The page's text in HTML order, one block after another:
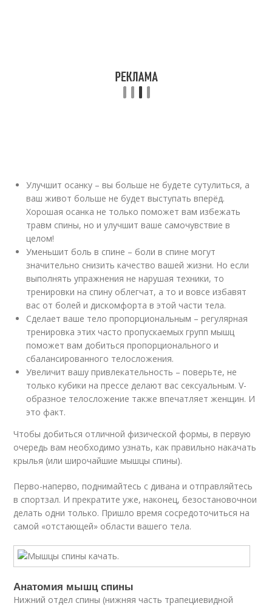
Улучшит осанку – вы больше не будете сутулиться, а
ваш живот больше не будет выступать вперёд.
Хорошая осанка не только поможет вам избежать
травм спины, но и улучшит ваше самочувствие в
целом!
Уменьшит боль в спине – боли в спине могут
значительно снизить качество вашей жизни. Но если
выполнять упражнения не нарушая техники, то
тренировки на спину облегчат, а то и вовсе избавят
вас от болей и дискомфорта в этой части тела.
Сделает ваше тело пропорциональным – регулярная
тренировка этих часто пропускаемых групп мышц
поможет вам добиться пропорционального и
сбалансированного телосложения.
Увеличит вашу привлекательность – поверьте, не
только кубики на прессе делают вас сексуальным. V-
образное телосложение также впечатляет женщин. И
это факт.
Чтобы добиться отличной физической формы, в первую
очередь вам необходимо узнать, как правильно накачать
крылья (или широчайшие мышцы спины).
Перво-наперво, поднимайтесь с дивана и отправляйтесь
в спортзал. И прекратите уже, наконец, безостановочнои
делать одни только. Пришло время сосредоточиться на
самой «отстающей» области вашего тела.
Анатомия мышц спины
Нижний отдел спины (нижняя часть трапециевидной